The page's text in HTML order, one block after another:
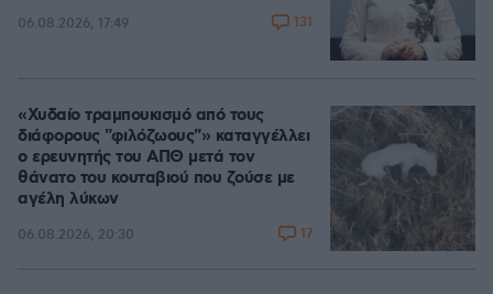
06.08.2026, 17:49 131
«Χυδαίο τραμπουκισμό από τους
διάφορους "φιλόζωους"» καταγγέλλει
ο ερευνητής του ΑΠΘ μετά τον
θάνατο του κουταβιού που ζούσε με
αγέλη λύκων
06.08.2026, 20:30 17